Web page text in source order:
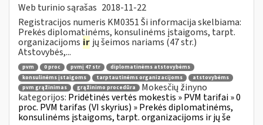
Web turinio sąrašas 2018-11-22
Registracijos numeris KM0351 Ši informacija skelbiama:
Prekės diplomatinėms, konsulinėms įstaigoms, tarpt.
organizacijoms ir jų šeimos nariams (47 str.)
Atstovybės,...
pvm 0 proc pvmį 47 str
diplomatinėms atstovybėms
konsulinėms įstaigoms
tarptautinėms organizacijoms
atstovybėms
pvm grąžinimas
grąžinimo procedūra
Mokesčių žinyno
kategorijos: Pridėtinės vertės mokestis » PVM tarifai » 0
proc. PVM tarifas (VI skyrius) » Prekės diplomatinėms,
konsulinėms įstaigoms, tarpt. organizacijoms ir jų še